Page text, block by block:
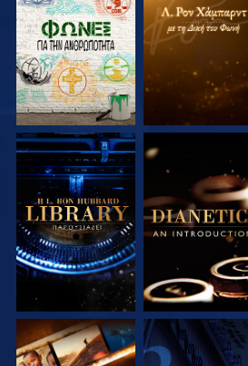
ΕΞΕΡΕΥΝΗΣΤΕ ΤΗ
ΣΕΙΡΑ
ΕΞΕΡΕΥΝΗΣΤΕ ΤΗ
ΣΕΙΡΑ
ΕΞΕΡΕΥΝΗΣΤΕ ΤΗ
ΣΕΙΡΑ
ΕΞΕΡΕΥΝΗΣΤΕ ΤΗ
ΣΕΙΡΑ